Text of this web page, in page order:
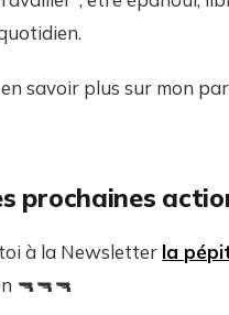
savoir plus sur mon
prochaines
à la Newsletter la
🔫🔫🔫